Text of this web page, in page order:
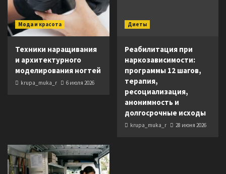
Мода и красота
Техники наращивания
и архитектурного
моделирования ногтей
krupa_muka_r 6 июля 2026
Диеты
Реабилитация при
наркозависимости:
программы 12 шагов,
терапия,
ресоциализация,
анонимность и
долгосрочные исходы
krupa_muka_r 28 июня 2026